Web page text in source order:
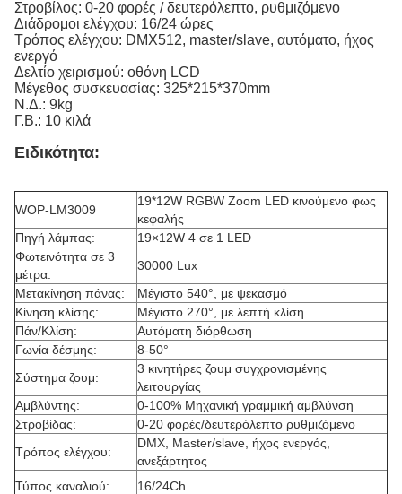
Στροβίλος: 0-20 φορές / δευτερόλεπτο, ρυθμιζόμενο
Διάδρομοι ελέγχου: 16/24 ώρες
Τρόπος ελέγχου: DMX512, master/slave, αυτόματο, ήχος
ενεργό
Δελτίο χειρισμού: οθόνη LCD
Μέγεθος συσκευασίας: 325*215*370mm
Ν.Δ.: 9kg
Γ.Β.: 10 κιλά
Ειδικότητα:
WOP-LM3009
19*12W RGBW Zoom LED κινούμενο φως
κεφαλής
Πηγή λάμπας:
19×12W 4 σε 1 LED
Φωτεινότητα σε 3
μέτρα:
30000 Lux
Μετακίνηση πάνας:
Μέγιστο 540°, με ψεκασμό
Κίνηση κλίσης:
Μέγιστο 270°, με λεπτή κλίση
Πάν/Κλίση:
Αυτόματη διόρθωση
Γωνία δέσμης:
8-50°
Σύστημα ζουμ:
3 κινητήρες ζουμ συγχρονισμένης
λειτουργίας
Αμβλύντης:
0-100% Μηχανική γραμμική αμβλύνση
Στροβίδας:
0-20 φορές/δευτερόλεπτο ρυθμιζόμενο
Τρόπος ελέγχου:
DMX, Master/slave, ήχος ενεργός,
ανεξάρτητος
Τύπος καναλιού:
16/24Ch